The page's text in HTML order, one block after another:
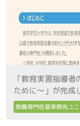
「教育実習指導
ために～」が完成
教職専門性基準開発ユ